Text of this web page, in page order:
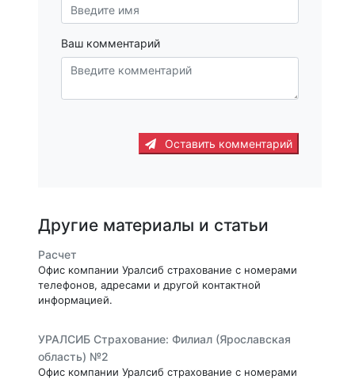
Ваш комментарий
Оставить комментарий
Другие материалы и статьи
Расчет
Офис компании Уралсиб страхование с номерами
телефонов, адресами и другой контактной
информацией.
УРАЛСИБ Страхование: Филиал (Ярославская
область) №2
Офис компании Уралсиб страхование с номерами